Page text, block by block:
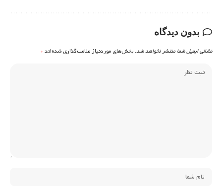
بدون دیدگاه
نشانی ایمیل شما منتشر نخواهد شد. بخش‌های موردنیاز علامت‌گذاری شده‌اند*